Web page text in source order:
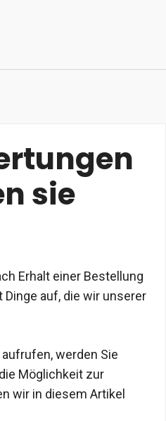
sie
Erhalt einer Bestellung
auf, die wir unserer
aufrufen, werden Sie
Möglichkeit zur
wir in diesem Artikel